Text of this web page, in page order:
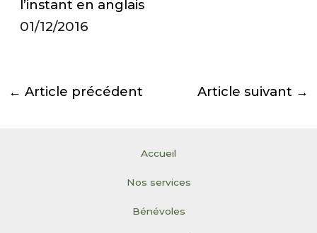
l’instant en anglais
01/12/2016
← Article précédent Article suivant →
Accueil
Nos services
Bénévoles